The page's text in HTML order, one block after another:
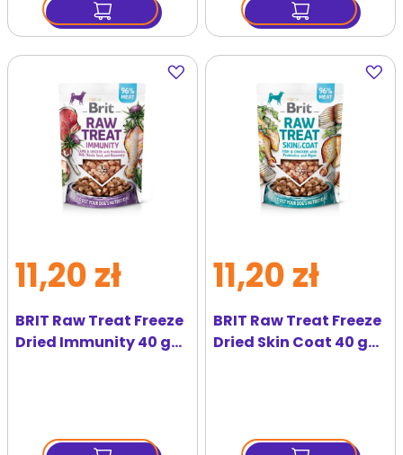
Dodaj
do
BRIT Raw Treat Freeze
Dried Immunity 40 g
11,20 zł
Dodaj
do
BRIT Raw Treat Freeze
Dried Skin Coat 40 g
11,20 zł